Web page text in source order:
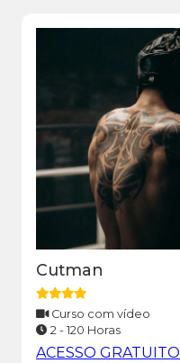
Cutman
Curso com vídeo
2 - 120 Horas
ACESSO GRATUITO